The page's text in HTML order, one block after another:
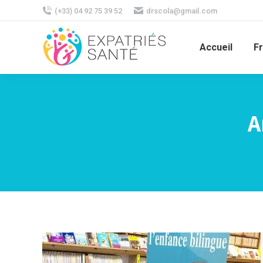
(+33) 04 92 75 39 52 drscola@gmail.com
Accueil